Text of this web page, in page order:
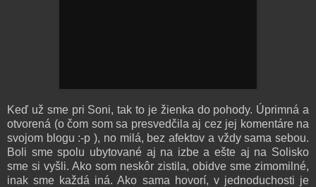
Keď už sme pri Soni, tak to je žienka do pohody. Úprimná a
otvorená (o čom som sa presvedčila aj cez jej komentáre na
svojom blogu :-p ), no milá, bez afektov a vždy sama sebou.
Boli sme spolu ubytované aj na izbe a ešte aj na Solisko
sme si vyšli. Ako som neskôr zistila, obidve sme zimomilné,
inak sme každá iná. Ako sama hovorí, v jednoduchosti je